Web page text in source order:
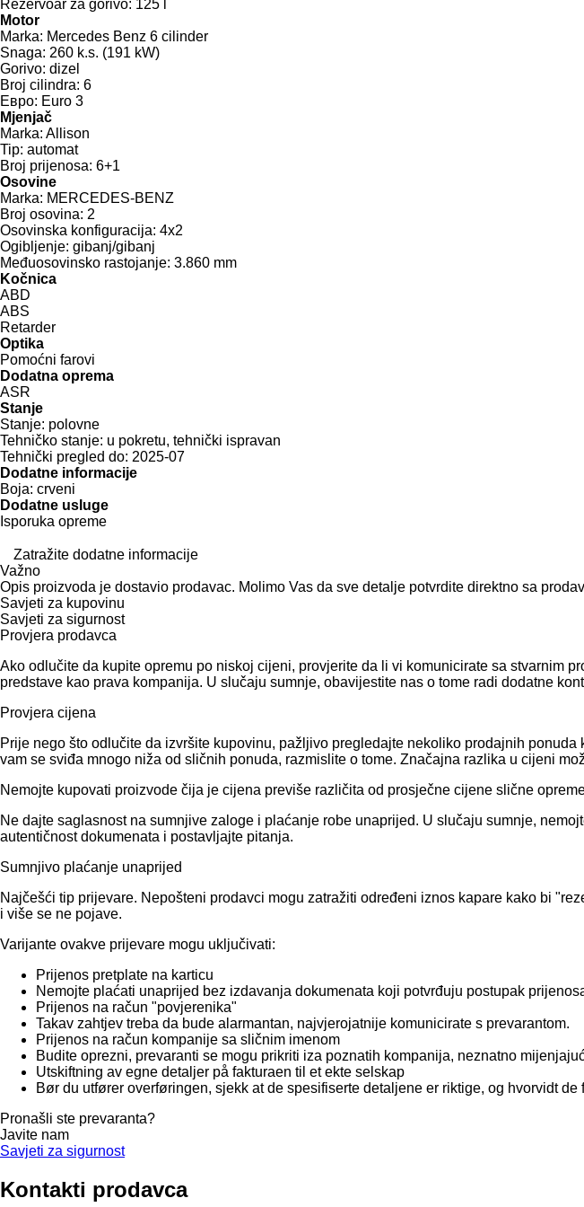
Rezervoar za gorivo: 125 l
Motor
Marka: Mercedes Benz 6 cilinder
Snaga: 260 k.s. (191 kW)
Gorivo: dizel
Broj cilindra: 6
Евро: Euro 3
Mjenjač
Marka: Allison
Tip: automat
Broj prijenosa: 6+1
Osovine
Marka: MERCEDES-BENZ
Broj osovina: 2
Osovinska konfiguracija: 4x2
Ogibljenje: gibanj/gibanj
Međuosovinsko rastojanje: 3.860 mm
Kočnica
ABD
ABS
Retarder
Optika
Pomoćni farovi
Dodatna oprema
ASR
Stanje
Stanje: polovne
Tehničko stanje: u pokretu, tehnički ispravan
Tehnički pregled do: 2025-07
Dodatne informacije
Boja: crveni
Dodatne usluge
Isporuka opreme
Zatražite dodatne informacije
Važno
Opis proizvoda je dostavio prodavac. Molimo Vas da sve detalje potvrdite direktno sa
Savjeti za kupovinu
Savjeti za sigurnost
Provjera prodavca
Ako odlučite da kupite opremu po niskoj cijeni, provjerite da li vi komunicirate sa stvarnim
predstave kao prava kompanija. U slučaju sumnje, obavijestite nas o tome radi dodatne
Provjera cijena
Prije nego što odlučite da izvršite kupovinu, pažljivo pregledajte nekoliko prodajnih
vam se sviđa mnogo niža od sličnih ponuda, razmislite o tome. Značajna razlika u cijeni
Nemojte kupovati proizvode čija je cijena previše različita od prosječne cijene slične
Ne dajte saglasnost na sumnjive zaloge i plaćanje robe unaprijed. U slučaju sumnje,
autentičnost dokumenata i postavljajte pitanja.
Sumnjivo plaćanje unaprijed
Najčešći tip prijevare. Nepošteni prodavci mogu zatražiti određeni iznos kapare kako bi
i više se ne pojave.
Varijante ovakve prijevare mogu uključivati:
Prijenos pretplate na karticu
Nemojte plaćati unaprijed bez izdavanja dokumenata koji potvrđuju postupak
Prijenos na račun "povjerenika"
Takav zahtjev treba da bude alarmantan, najvjerojatnije komunicirate s prevarantom.
Prijenos na račun kompanije sa sličnim imenom
Budite oprezni, prevaranti se mogu prikriti iza poznatih kompanija, neznatno
Utskiftning av egne detaljer på fakturaen til et ekte selskap
Bør du utfører overføringen, sjekk at de spesifiserte detaljene er riktige, og hvorvidt
Pronašli ste prevaranta?
Javite nam
Savjeti za sigurnost
Kontakti prodavca